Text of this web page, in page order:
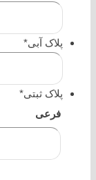
پلاک آبی*
پلاک ثبتی*
فرعی